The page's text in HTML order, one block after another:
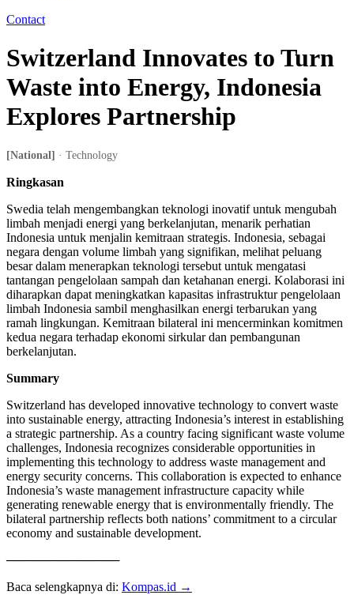
Contact
Switzerland Innovates to Turn
Waste into Energy, Indonesia
Explores Partnership
[National] · Technology
Ringkasan
Swedia telah mengembangkan teknologi inovatif untuk mengubah
limbah menjadi energi yang berkelanjutan, menarik perhatian
Indonesia untuk menjalin kemitraan strategis. Indonesia, sebagai
negara dengan volume limbah yang signifikan, melihat peluang
besar dalam menerapkan teknologi tersebut untuk mengatasi
tantangan pengelolaan sampah dan ketahanan energi. Kolaborasi ini
diharapkan dapat meningkatkan kapasitas infrastruktur pengelolaan
limbah Indonesia sambil menghasilkan energi terbarukan yang
ramah lingkungan. Kemitraan bilateral ini mencerminkan komitmen
kedua negara terhadap ekonomi sirkular dan pembangunan
berkelanjutan.
Summary
Switzerland has developed innovative technology to convert waste
into sustainable energy, attracting Indonesia’s interest in establishing
a strategic partnership. As a country facing significant waste volume
challenges, Indonesia recognizes considerable opportunities in
implementing this technology to address waste management and
energy security concerns. This collaboration is expected to enhance
Indonesia’s waste management infrastructure capacity while
generating renewable energy that is environmentally friendly. The
bilateral partnership reflects both nations’ commitment to a circular
economy and sustainable development.
─────────────
Baca selengkapnya di: Kompas.id →